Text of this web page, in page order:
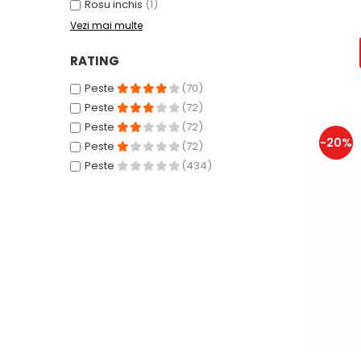
Aparate de vidatRosu inchis (1)
Vezi mai multe
RATING
Peste
(70)
Peste
(72)
Peste
(72)
Peste
(72)
Peste
(434)
-20%